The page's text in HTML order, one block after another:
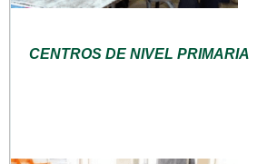
CENTROS DE NIVEL PRIMARIA